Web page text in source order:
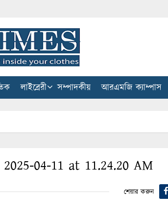
লাইব্রেরী সম্পাদকীয় আরএমজি ক্যাম্পাস
04-11 at 11.24.20 AM
শেয়ার করুন